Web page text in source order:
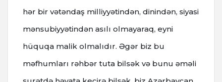
hər bir vətəndaş milliyyətindən, dinindən, siyasi
mənsubiyyətindən asılı olmayaraq, eyni
hüquqa malik olmalıdır. Əgər biz bu
məfhumları rəhbər tuta bilsək və bunu əməli